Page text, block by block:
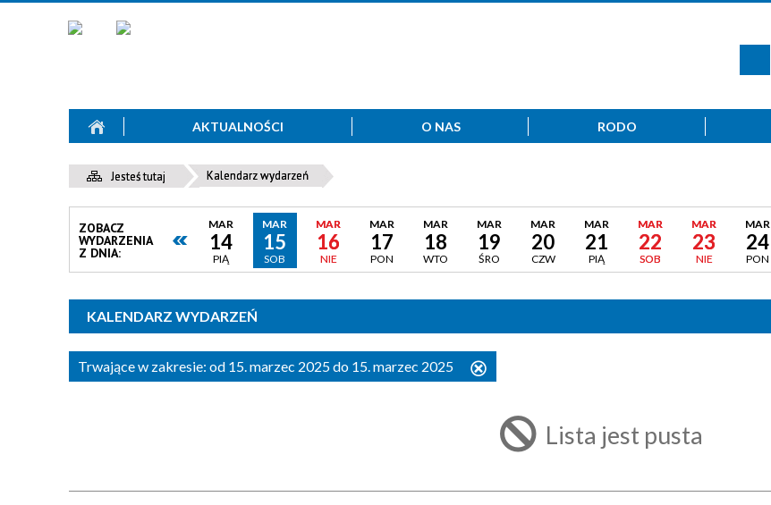
AKTUALNOŚCI O NAS RODO
Jesteś tutaj Kalendarz wydarzeń
ZOBACZ
WYDARZENIA
Z DNIA:
MAR
14
PIĄ
MAR
15
SOB
MAR
16
NIE
MAR
17
PON
MAR
18
WTO
MAR
19
ŚRO
MAR
20
CZW
MAR
21
PIĄ
MAR
22
SOB
MAR
23
NIE
MAR
24
PON
KALENDARZ WYDARZEŃ
Trwające w zakresie: od 15. marzec 2025 do 15. marzec 2025
Lista jest pusta